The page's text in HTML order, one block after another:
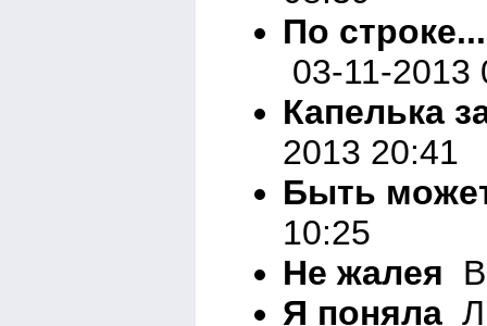
По
03-11-2013
Капелька
2013 20:41
Быть
10:25
Не жалея
Я поняла